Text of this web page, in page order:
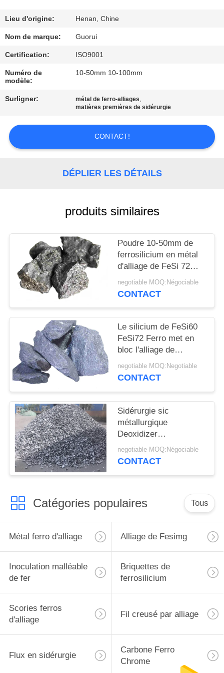
CONTRÔLE
DE
QUALITÉ
CONTACTEZ-
NOUS
NOUVELLES
DEMANDEZ
PLAN
SITE
PRIVACY
POLICY
Lieu d'origine: Henan, Chine
Nom de marque: Guorui
Certification: ISO9001
Numéro de
modèle:
10-50mm 10-100mm
Surligner: métal de ferro-alliages,
matières premières de sidérurgie
CONTACT!
DÉPLIER LES DÉTAILS
produits similaires
Poudre 10-50mm de
ferrosilicium en métal
d'alliage de FeSi 72%
Ferro
negotiable MOQ:Négociable
CONTACT
Le silicium de FeSi60
FeSi72 Ferro met en
bloc l'alliage de
ferrosilicium de 10-
100mm
negotiable MOQ:Negotiable
CONTACT
Sidérurgie sic
métallurgique
Deoxidizer
métallurgique de
poudre de carbure de
negotiable MOQ:Négociable
CONTACT
Catégories populaires Tous
Métal ferro d'alliage Alliage de Fesimg
Inoculation malléable
de fer
Briquettes de
ferrosilicium
Scories ferros
d'alliage
Fil creusé par alliage
Flux en sidérurgie
Carbone Ferro
Chrome